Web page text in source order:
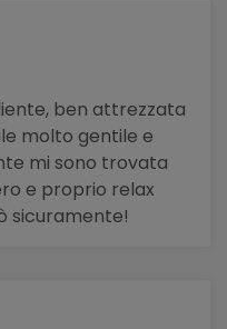
ben attrezzata
molto gentile e
mi sono trovata
e proprio relax
sicuramente!